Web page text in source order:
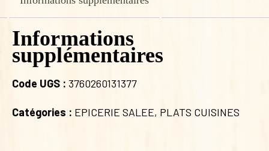
Informations
supplémentaires
Code UGS : 3760260131377
Catégories : EPICERIE SALEE, PLATS CUISINES